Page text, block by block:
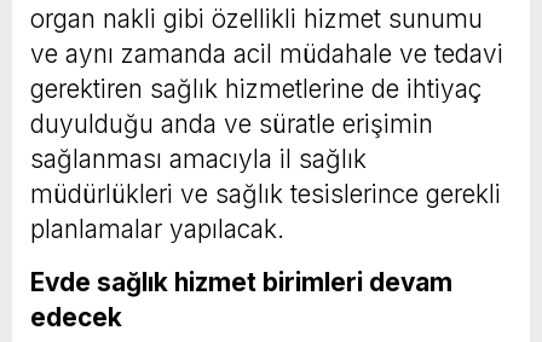
organ nakli gibi özellikli hizmet sunumu
ve aynı zamanda acil müdahale ve tedavi
gerektiren sağlık hizmetlerine de ihtiyaç
duyulduğu anda ve süratle erişimin
sağlanması amacıyla il sağlık
müdürlükleri ve sağlık tesislerince gerekli
planlamalar yapılacak.
Evde sağlık hizmet birimleri devam
edecek